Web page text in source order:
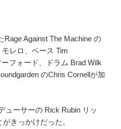
Rage Against The Machine の
レロ、ベース Tim
フォード、ドラム Brad Wilk
のChris Cornellが加
ューサーの Rick Rubin リッ
きっかけだった。